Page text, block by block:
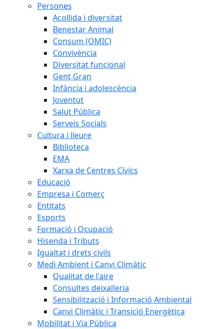
Persones
Acollida i diversitat
Benestar Animal
Consum (OMIC)
Convivència
Diversitat funcional
Gent Gran
Infància i adolescència
Joventut
Salut Pública
Serveis Socials
Cultura i lleure
Biblioteca
EMA
Xarxa de Centres Cívics
Educació
Empresa i Comerç
Entitats
Esports
Formació i Ocupació
Hisenda i Tributs
Igualtat i drets civils
Medi Ambient i Canvi Climàtic
Qualitat de l'aire
Consultes deixalleria
Sensibilització i Informació Ambiental
Canvi Climàtic i Transició Energètica
Mobilitat i Via Pública